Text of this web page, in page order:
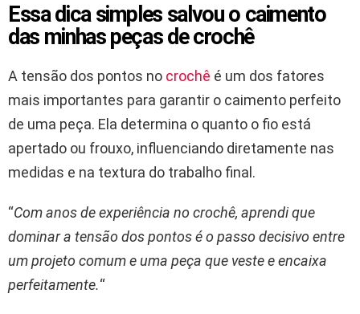
Essa dica simples salvou o caimento
das minhas peças de crochê
A tensão dos pontos no crochê é um dos fatores
mais importantes para garantir o caimento perfeito
de uma peça. Ela determina o quanto o fio está
apertado ou frouxo, influenciando diretamente nas
medidas e na textura do trabalho final.
“Com anos de experiência no crochê, aprendi que
dominar a tensão dos pontos é o passo decisivo entre
um projeto comum e uma peça que veste e encaixa
perfeitamente.“